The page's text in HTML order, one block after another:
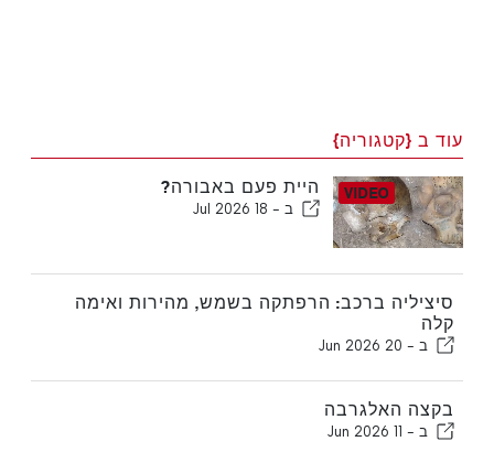
עוד ב {קטגוריה}
היית פעם באבורה?
ב - 18 Jul 2026
סיציליה ברכב: הרפתקה בשמש, מהירות ואימה
קלה
ב - 20 Jun 2026
בקצה האלגרבה
ב - 11 Jun 2026